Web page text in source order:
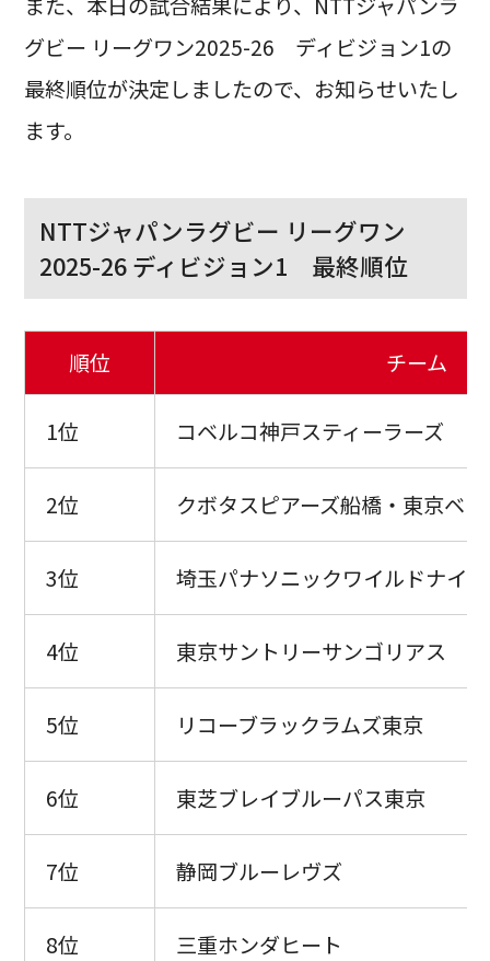
グビー リーグワン2025-26 ディビジョン1の
最終順位が決定しましたので、お知らせいたし
ます。
NTTジャパンラグビー リーグワン
2025-26 ディビジョン1 最終順位
順位 チーム
1位 コベルコ神戸スティーラーズ
2位 クボタスピアーズ船橋・東京ベイ
3位 埼玉パナソニックワイルドナイツ
4位 東京サントリーサンゴリアス
5位 リコーブラックラムズ東京
6位 東芝ブレイブルーパス東京
7位 静岡ブルーレヴズ
8位 三重ホンダヒート